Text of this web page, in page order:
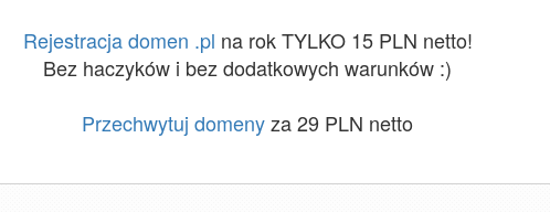
Rejestracja domen .pl na rok TYLKO 15 PLN netto!
Bez haczyków i bez dodatkowych warunków :)
Przechwytuj domenyza 29 PLN netto